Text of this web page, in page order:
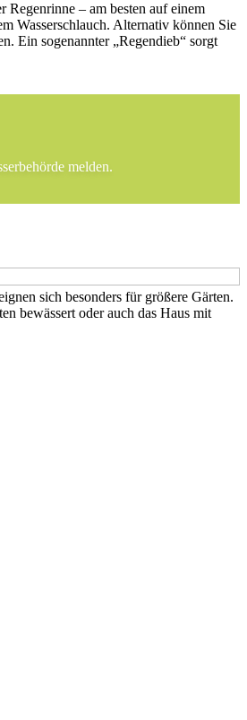
Regenrinne – am besten auf einem
Wasserschlauch. Alternativ können Sie
Ein sogenannter „Regendieb“ sorgt
melden.
sich besonders für größere Gärten.
bewässert oder auch das Haus mit